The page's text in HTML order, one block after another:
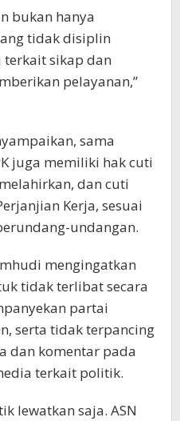
bukan hanya
tidak disiplin
sikap dan
pelayanan,”
sama
juga memiliki hak cuti
dan cuti
Kerja, sesuai
undangan.
mengingatkan
tidak terlibat secara
partai
serta tidak terpancing
dan komentar pada
terkait politik.
lewatkan saja. ASN